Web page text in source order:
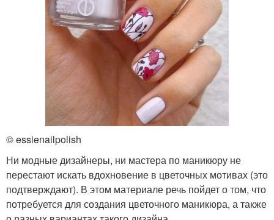
© essienailpolish
Ни модные дизайнеры, ни мастера по маникюру не
перестают искать вдохновение в цветочных мотивах (это
подтверждают). В этом материале речь пойдет о том, что
потребуется для создания цветочного маникюра, а также